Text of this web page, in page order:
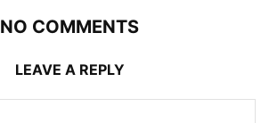
NO COMMENTS
LEAVE A REPLY